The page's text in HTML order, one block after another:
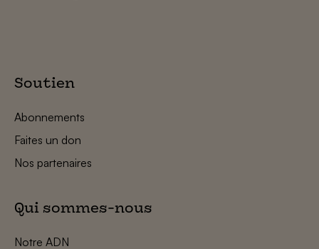
Soutien
Abonnements
Faites un don
Nos partenaires
Qui sommes-nous
Notre ADN